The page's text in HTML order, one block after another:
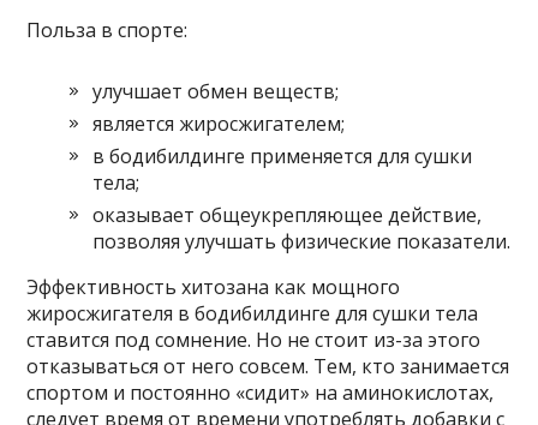
Польза в спорте:
улучшает обмен веществ;
является жиросжигателем;
в бодибилдинге применяется для сушки
тела;
оказывает общеукрепляющее действие,
позволяя улучшать физические показатели.
Эффективность хитозана как мощного
жиросжигателя в бодибилдинге для сушки тела
ставится под сомнение. Но не стоит из-за этого
отказываться от него совсем. Тем, кто занимается
спортом и постоянно «сидит» на аминокислотах,
следует время от времени употреблять добавки с